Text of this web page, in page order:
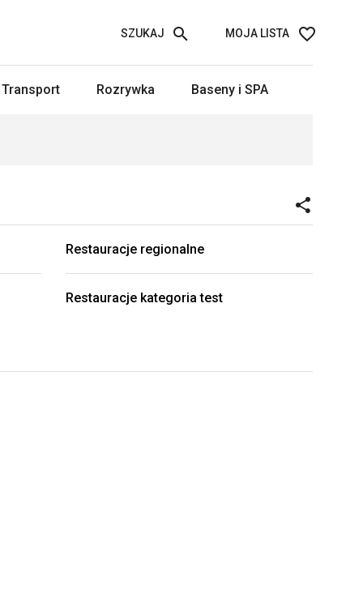
MOJA LISTA
SZUKAJ
Transport Rozrywka Baseny i SPA
Restauracje regionalne
Restauracje kategoria test